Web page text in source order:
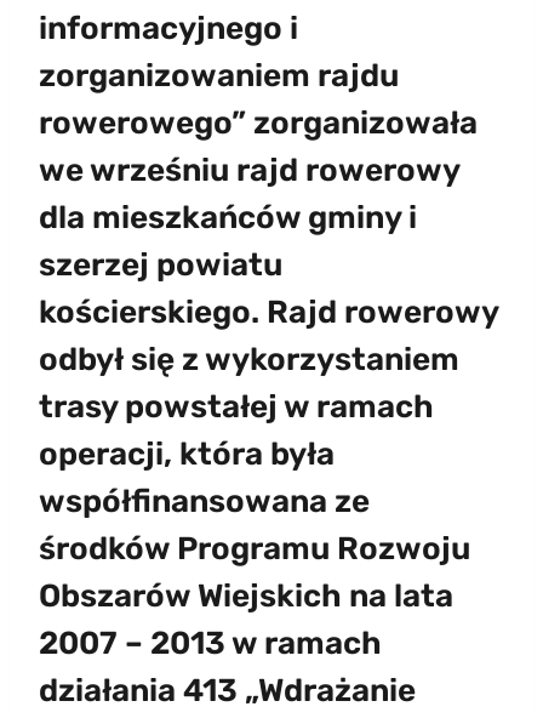
informacyjnego i
zorganizowaniem rajdu
rowerowego” zorganizowała
we wrześniu rajd rowerowy
dla mieszkańców gminy i
szerzej powiatu
kościerskiego. Rajd rowerowy
odbył się z wykorzystaniem
trasy powstałej w ramach
operacji, która była
współfinansowana ze
środków Programu Rozwoju
Obszarów Wiejskich na lata
2007 – 2013 w ramach
działania 413 „Wdrażanie